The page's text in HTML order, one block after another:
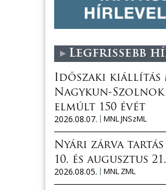
Legfrissebb
Időszaki kiállítás
Nagykun-Szolnok
elmúlt 150 évét
2026.08.07.
MNL JNSzML
Nyári zárva tartás
10. és augusztus
2026.08.05.
MNL ZML